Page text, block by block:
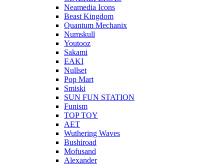
Neamedia Icons
Beast Kingdom
Quantum Mechanix
Numskull
Youtooz
Sakami
EAKI
Nullset
Pop Mart
Smiski
SUN FUN STATION
Funism
TOP TOY
AET
Wuthering Waves
Bushiroad
Mofusand
Alexander